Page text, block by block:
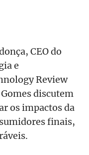
CEO do
e
Review
discutem
os impactos da
finais,